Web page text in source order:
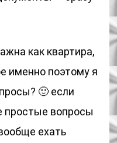
как квартира,
именно поэтому я
🙂 если
простые вопросы
ехать